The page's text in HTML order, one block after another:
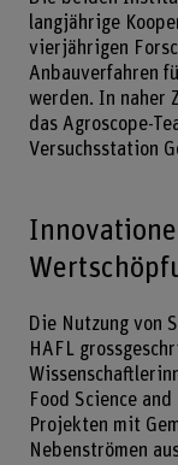
langjährige
vierjährigen
Anbauverfahren
werden. In naher
das Agroscope-
Versuchsstation
Die Nutzung von
HAFL
Food Science
Projekten mit
Nebenströmen